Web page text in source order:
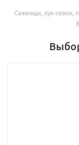
Саженцы, лук-севок,